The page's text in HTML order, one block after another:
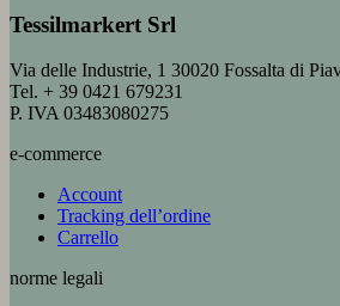
Tessilmarkert Srl
Via delle Industrie, 1 30020 Fossalta di
Tel. + 39 0421 679231
P. IVA 03483080275
e-commerce
Account
Tracking dell’ordine
Carrello
norme legali